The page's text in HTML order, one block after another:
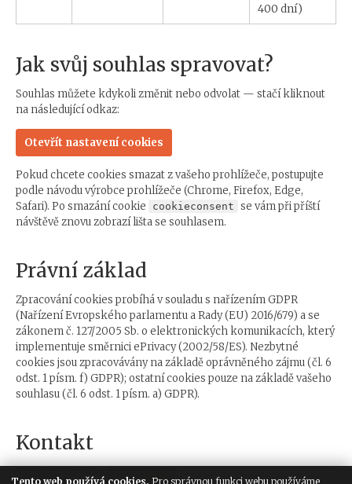
400 dní)
Jak svůj souhlas spravovat?
Souhlas můžete kdykoli změnit nebo odvolat — stačí kliknout
na následující odkaz:
Otevřít nastavení cookies
Pokud chcete cookies smazat z vašeho prohlížeče, postupujte
podle návodu výrobce prohlížeče (Chrome, Firefox, Edge,
Safari). Po smazání cookie
cookieconsent se vám při příští
návštěvě znovu zobrazí lišta se souhlasem.
Právní základ
Zpracování cookies probíhá v souladu s nařízením GDPR
(Nařízení Evropského parlamentu a Rady (EU) 2016/679) a se
zákonem č. 127/2005 Sb. o elektronických komunikacích, který
implementuje směrnici ePrivacy (2002/58/ES). Nezbytné
cookies jsou zpracovávány na základě oprávněného zájmu (čl. 6
odst. 1 písm. f) GDPR); ostatní cookies pouze na základě vašeho
souhlasu (čl. 6 odst. 1 písm. a) GDPR).
Kontakt
Tento web používá cookies. Pro správnou funkci webu používáme